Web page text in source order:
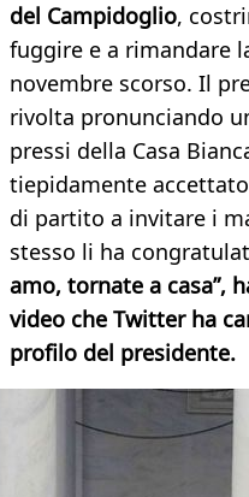
del Campidoglio,
fuggire e a rimandare
novembre scorso. Il
rivolta pronunciando
pressi della Casa
tiepidamente
di partito a invitare i
stesso li ha
amo, tornate a casa”,
video che Twitter ha
profilo del presidente.